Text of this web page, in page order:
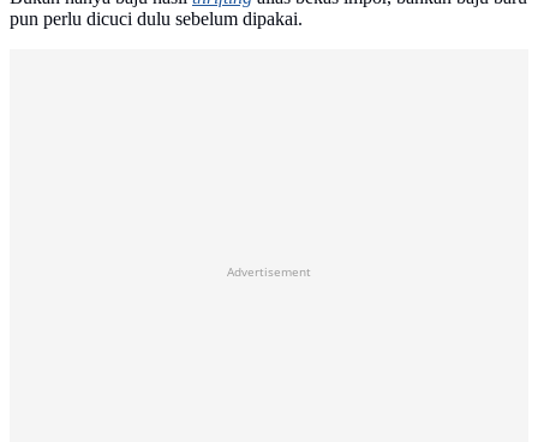
pun perlu dicuci dulu sebelum dipakai.
Advertisement